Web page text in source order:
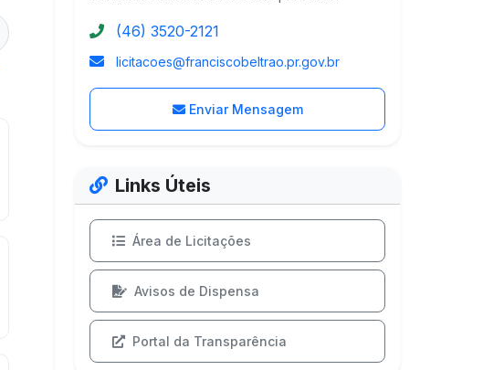
(46) 3520-2121
licitacoes@franciscobeltrao.pr.gov.br
Enviar Mensagem
Links Úteis
Área de Licitações
Avisos de Dispensa
Portal da Transparência